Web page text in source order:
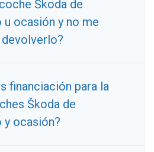
Škoda de
u ocasión y no me
financiación para la
Škoda de
y ocasión?